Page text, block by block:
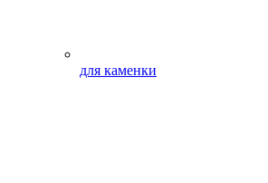
для каменки